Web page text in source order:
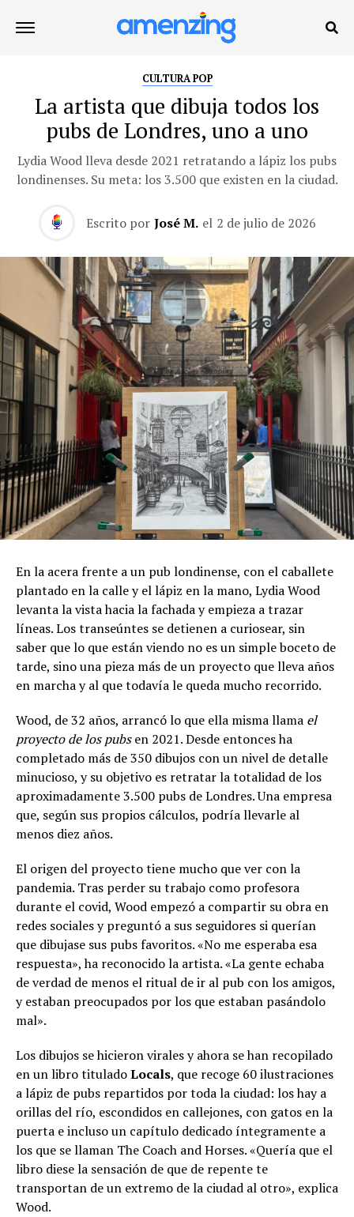
CULTURA POP
La artista que dibuja todos los
pubs de Londres, uno a uno
Lydia Wood lleva desde 2021 retratando a lápiz los pubs
londinenses. Su meta: los 3.500 que existen en la ciudad.
Escrito por José M. el 2 de julio de 2026
En la acera frente a un pub londinense, con el caballete
plantado en la calle y el lápiz en la mano, Lydia Wood
levanta la vista hacia la fachada y empieza a trazar
líneas. Los transeúntes se detienen a curiosear, sin
saber que lo que están viendo no es un simple boceto de
tarde, sino una pieza más de un proyecto que lleva años
en marcha y al que todavía le queda mucho recorrido.
Wood, de 32 años, arrancó lo que ella misma llama el
proyecto de los pubsen 2021. Desde entonces ha
completado más de 350 dibujos con un nivel de detalle
minucioso, y su objetivo es retratar la totalidad de los
aproximadamente 3.500 pubs de Londres. Una empresa
que, según sus propios cálculos, podría llevarle al
menos diez años.
El origen del proyecto tiene mucho que ver con la
pandemia. Tras perder su trabajo como profesora
durante el covid, Wood empezó a compartir su obra en
redes sociales y preguntó a sus seguidores si querían
que dibujase sus pubs favoritos. «No me esperaba esa
respuesta», ha reconocido la artista. «La gente echaba
de verdad de menos el ritual de ir al pub con los amigos,
y estaban preocupados por los que estaban pasándolo
mal».
Los dibujos se hicieron virales y ahora se han recopilado
en un libro tituladoLocals, que recoge 60 ilustraciones
a lápiz de pubs repartidos por toda la ciudad: los hay a
orillas del río, escondidos en callejones, con gatos en la
puerta e incluso un capítulo dedicado íntegramente a
los que se llaman The Coach and Horses. «Quería que el
libro diese la sensación de que de repente te
transportan de un extremo de la ciudad al otro», explica
Wood.